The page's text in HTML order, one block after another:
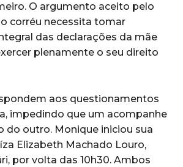
O argumento aceito pelo
corréu necessita tomar
das declarações da mãe
plenamente o seu direito
aos questionamentos
impedindo que um acompanhe
do outro. Monique iniciou sua
Elizabeth Machado Louro,
por volta das 10h30. Ambos